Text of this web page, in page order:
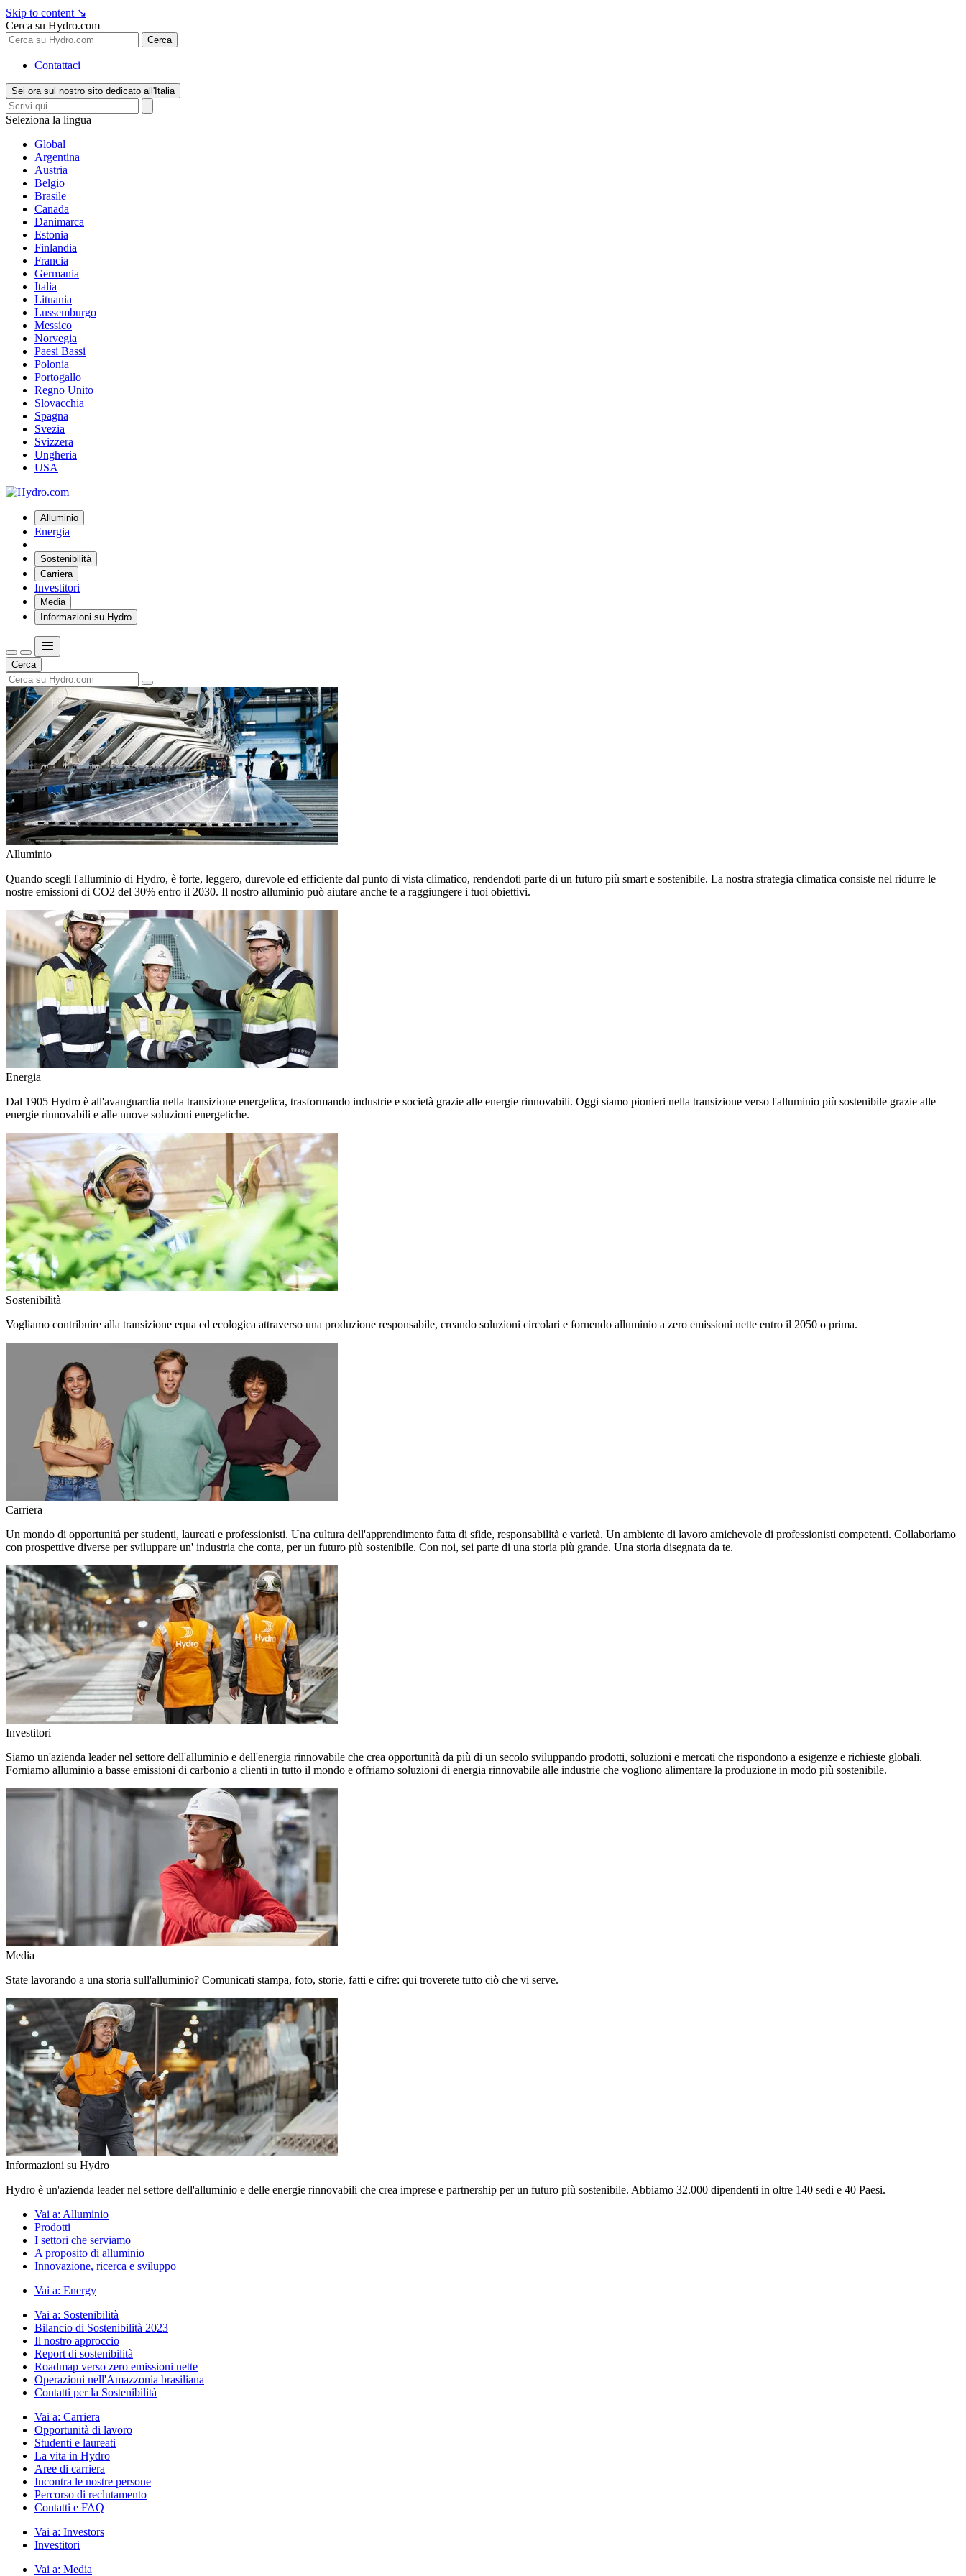
Skip to content ↘
Cerca su Hydro.com
Cerca
Contattaci
Sei ora sul nostro sito dedicato all'Italia
Seleziona la lingua
Global
Argentina
Austria
Belgio
Brasile
Canada
Danimarca
Estonia
Finlandia
Francia
Germania
Italia
Lituania
Lussemburgo
Messico
Norvegia
Paesi Bassi
Polonia
Portogallo
Regno Unito
Slovacchia
Spagna
Svezia
Svizzera
Ungheria
USA
Alluminio
Energia
Sostenibilità
Carriera
Investitori
Media
Informazioni su Hydro
Cerca
Alluminio
Quando scegli l'alluminio di Hydro, è forte, leggero, durevole ed efficiente dal punto di vista climatico, rendendoti parte di un futuro più smart e sostenibile. La nostra strategia climatica consiste nel ridurre le
nostre emissioni di CO2 del 30% entro il 2030. Il nostro alluminio può aiutare anche te a raggiungere i tuoi obiettivi.
Energia
Dal 1905 Hydro è all'avanguardia nella transizione energetica, trasformando industrie e società grazie alle energie rinnovabili. Oggi siamo pionieri nella transizione verso l'alluminio più sostenibile grazie alle
energie rinnovabili e alle nuove soluzioni energetiche.
Sostenibilità
Vogliamo contribuire alla transizione equa ed ecologica attraverso una produzione responsabile, creando soluzioni circolari e fornendo alluminio a zero emissioni nette entro il 2050 o prima.
Carriera
Un mondo di opportunità per studenti, laureati e professionisti. Una cultura dell'apprendimento fatta di sfide, responsabilità e varietà. Un ambiente di lavoro amichevole di professionisti competenti. Collaboriamo
con prospettive diverse per sviluppare un' industria che conta, per un futuro più sostenibile. Con noi, sei parte di una storia più grande. Una storia disegnata da te.
Investitori
Siamo un'azienda leader nel settore dell'alluminio e dell'energia rinnovabile che crea opportunità da più di un secolo sviluppando prodotti, soluzioni e mercati che rispondono a esigenze e richieste globali.
Forniamo alluminio a basse emissioni di carbonio a clienti in tutto il mondo e offriamo soluzioni di energia rinnovabile alle industrie che vogliono alimentare la produzione in modo più sostenibile.
Media
State lavorando a una storia sull'alluminio? Comunicati stampa, foto, storie, fatti e cifre: qui troverete tutto ciò che vi serve.
Informazioni su Hydro
Hydro è un'azienda leader nel settore dell'alluminio e delle energie rinnovabili che crea imprese e partnership per un futuro più sostenibile. Abbiamo 32.000 dipendenti in oltre 140 sedi e 40 Paesi.
Vai a: Alluminio
Prodotti
I settori che serviamo
A proposito di alluminio
Innovazione, ricerca e sviluppo
Vai a: Energy
Vai a: Sostenibilità
Bilancio di Sostenibilità 2023
Il nostro approccio
Report di sostenibilità
Roadmap verso zero emissioni nette
Operazioni nell'Amazzonia brasiliana
Contatti per la Sostenibilità
Vai a: Carriera
Opportunità di lavoro
Studenti e laureati
La vita in Hydro
Aree di carriera
Incontra le nostre persone
Percorso di reclutamento
Contatti e FAQ
Vai a: Investors
Investitori
Vai a: Media